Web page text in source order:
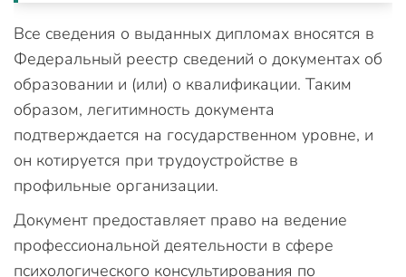
Все сведения о выданных дипломах вносятся в
Федеральный реестр сведений о документах об
образовании и (или) о квалификации. Таким
образом, легитимность документа
подтверждается на государственном уровне, и
он котируется при трудоустройстве в
профильные организации.
Документ предоставляет право на ведение
профессиональной деятельности в сфере
психологического консультирования по